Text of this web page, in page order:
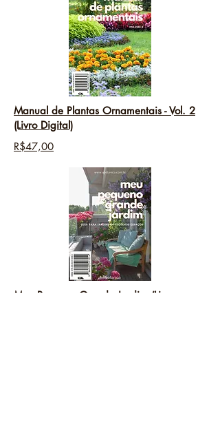
Manual de Plantas Ornamentais - Vol. 2
(Livro Digital)
R$47,00
Meu Pequeno Grande Jardim (Livro